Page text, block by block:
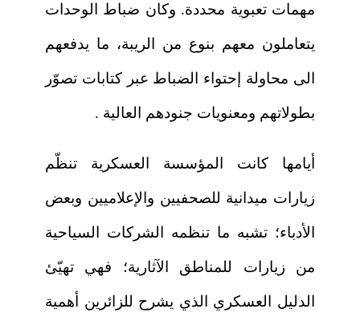
مهمات تعبوية محددة. وكان ضباط الوحدات
يتعاملون معهم بنوع من الريبة، ما يدفعهم
الى محاولة إحتواء الضباط عبر كتابات تصوّر
بطولاتهم ومعنويات جنودهم العالية .
أيامها كانت المؤسسة العسكرية تنظّم
زيارات ميدانية للصحفيين والإعلاميين وبعض
الأدباء؛ تشبه ما تنظمه الشركات السياحية
من زيارات للمناطق الآثارية؛ فهي تهيّئ
الدليل العسكري الذي يشرح للزائرين أهمية